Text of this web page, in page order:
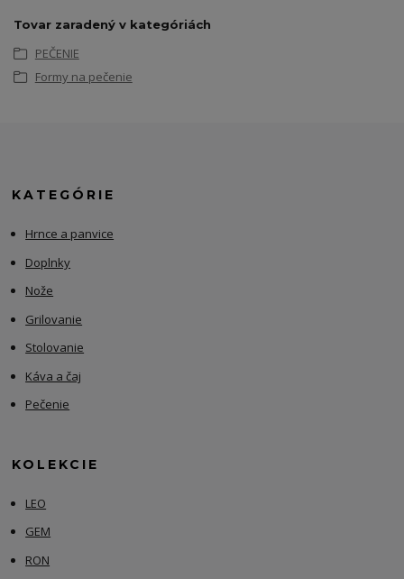
Tovar zaradený v kategóriách
PEČENIE
Formy na pečenie
KATEGÓRIE
Hrnce a panvice
Doplnky
Nože
Grilovanie
Stolovanie
Káva a čaj
Pečenie
KOLEKCIE
LEO
GEM
RON